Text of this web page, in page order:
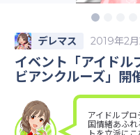
デレマス 2019年2
イベント「アイドル
ビアンクルーズ」開
アイドルプ
国情緒あふ